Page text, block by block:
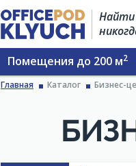
Найти
Помещения до 200 м2
Главная Каталог Бизнес-